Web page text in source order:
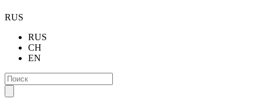
RUS
RUS
CH
EN